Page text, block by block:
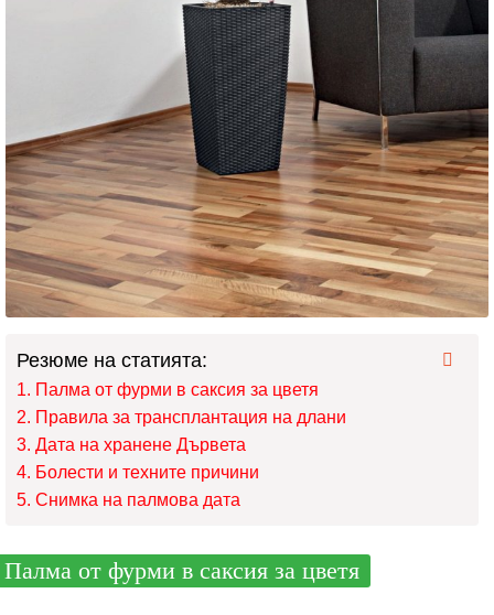
Резюме на статията:
Палма от фурми в саксия за цветя
Правила за трансплантация на длани
Дата на хранене Дървета
Болести и техните причини
Снимка на палмова дата
Палма от фурми в саксия за цветя